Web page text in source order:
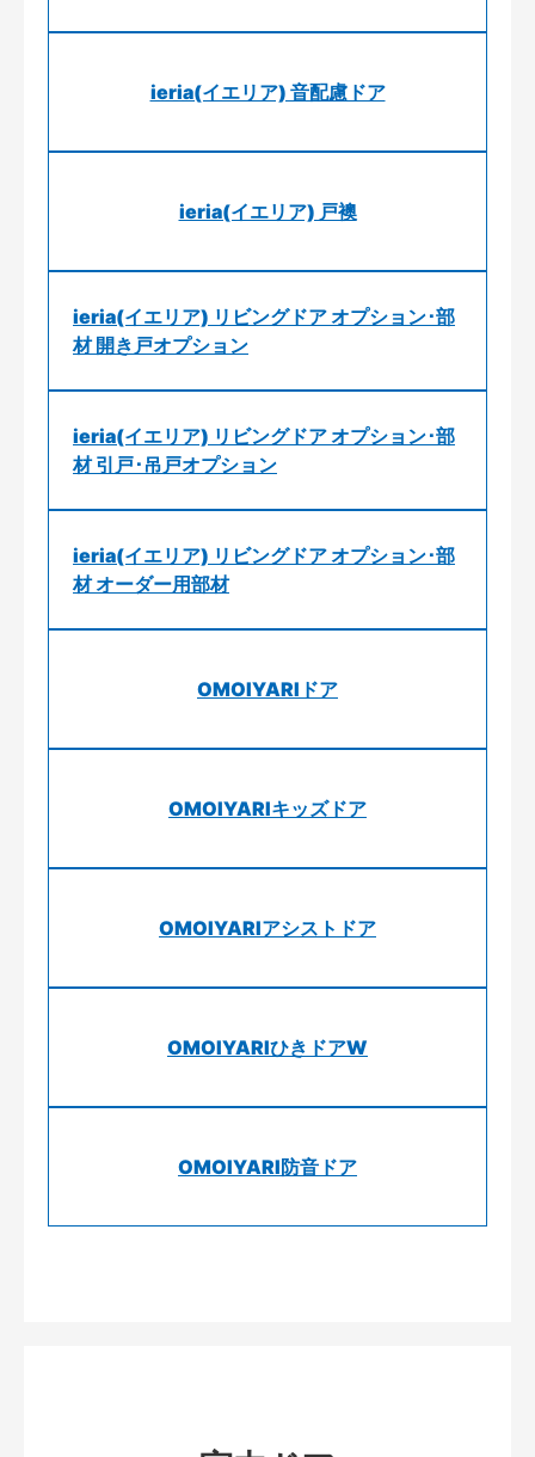
ieria(イエリア) 音配慮ドア
ieria(イエリア) 戸襖
ieria(イエリア) リビングドア オプション･部
材 開き戸オプション
ieria(イエリア) リビングドア オプション･部
材 引戸･吊戸オプション
ieria(イエリア) リビングドア オプション･部
材 オーダー用部材
OMOIYARIドア
OMOIYARIキッズドア
OMOIYARIアシストドア
OMOIYARIひきドアW
OMOIYARI防音ドア